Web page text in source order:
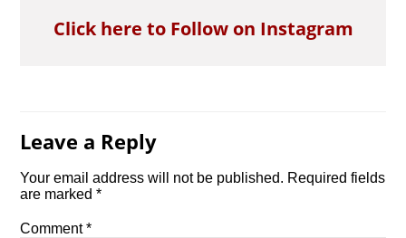
Click here to Follow on Instagram
Leave a Reply
Your email address will not be published. Required fields
are marked*
Comment*